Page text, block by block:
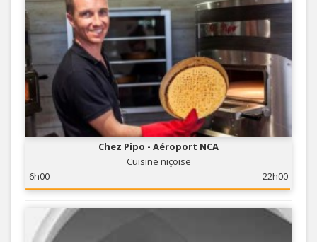
Chez Pipo - Aéroport NCA
Cuisine niçoise
6h00
22h00